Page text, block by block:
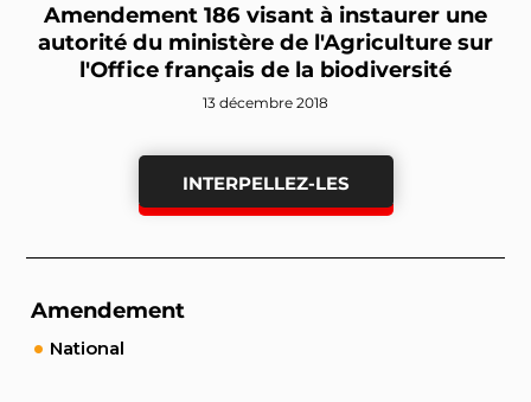
Amendement 186 visant à instaurer une
autorité du ministère de l'Agriculture sur
l'Office français de la biodiversité
13 décembre 2018
INTERPELLEZ-LES
Amendement
National